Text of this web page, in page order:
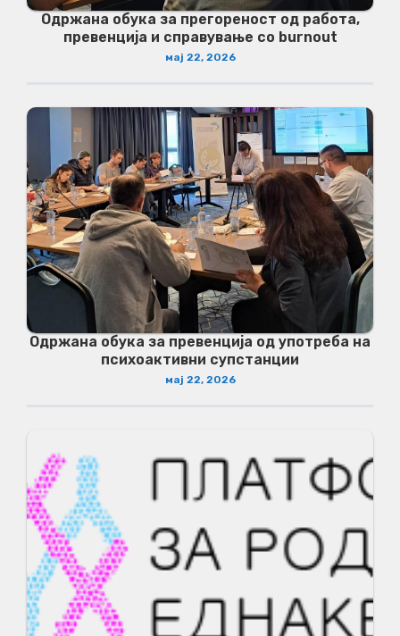
Одржана обука за прегореност од работа,
превенција и справување со burnout
мај 22, 2026
Одржана обука за превенција од употреба на
психоактивни супстанции
мај 22, 2026